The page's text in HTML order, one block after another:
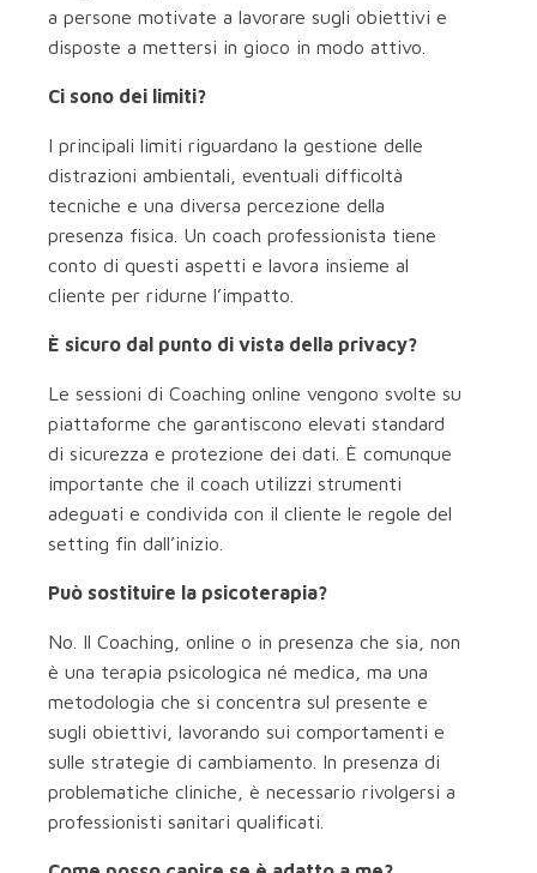
a persone motivate a lavorare sugli obiettivi e
disposte a mettersi in gioco in modo attivo.
Ci sono dei limiti?
I principali limiti riguardano la gestione delle
distrazioni ambientali, eventuali difficoltà
tecniche e una diversa percezione della
presenza fisica. Un coach professionista tiene
conto di questi aspetti e lavora insieme al
cliente per ridurne l’impatto.
È sicuro dal punto di vista della privacy?
Le sessioni di Coaching online vengono svolte su
piattaforme che garantiscono elevati standard
di sicurezza e protezione dei dati. È comunque
importante che il coach utilizzi strumenti
adeguati e condivida con il cliente le regole del
setting fin dall’inizio.
Può sostituire la psicoterapia?
No. Il Coaching, online o in presenza che sia, non
è una terapia psicologica né medica, ma una
metodologia che si concentra sul presente e
sugli obiettivi, lavorando sui comportamenti e
sulle strategie di cambiamento. In presenza di
problematiche cliniche, è necessario rivolgersi a
professionisti sanitari qualificati.